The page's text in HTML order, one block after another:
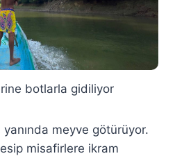
botlarla gidiliyor
meyve götürüyor.
misafirlere ikram